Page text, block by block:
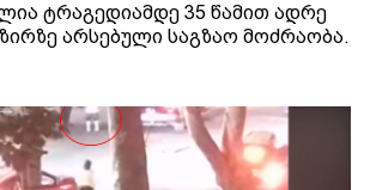
ტრაგედიამდე 35 წამით ადრე
არსებული საგზაო მოძრაობა.